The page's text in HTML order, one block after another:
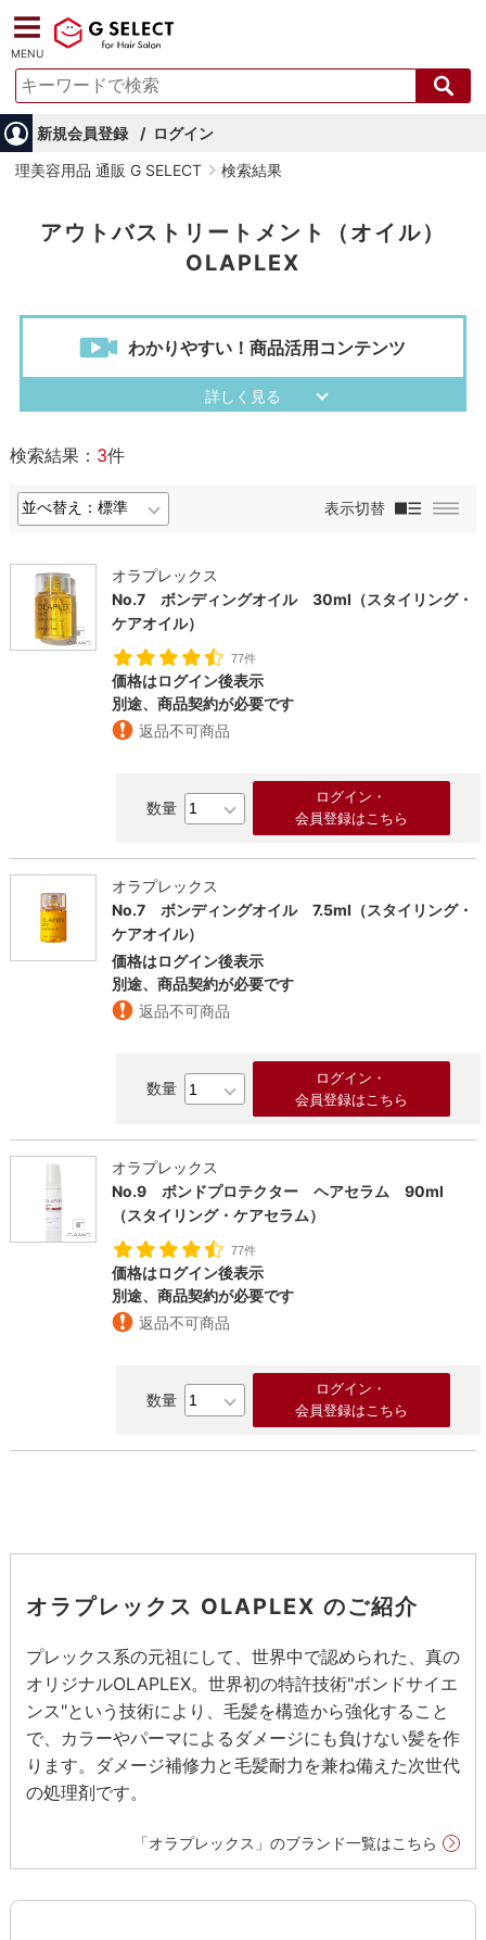
MENU
新規会員登録
ログイン
理美容用品 通販 G SELECT
検索結果
アウトバストリートメント（オイル）
OLAPLEX
わかりやすい！商品活用コンテンツ
検索結果： 3件
表示切替
オラプレックス
No.7 ボンディングオイル 30ml（スタイリング・
ケアオイル）
77件
価格はログイン後表示
別途、商品契約が必要です
返品不可商品
ログイン・
会員登録はこちら
オラプレックス
No.7 ボンディングオイル 7.5ml（スタイリング・
ケアオイル）
価格はログイン後表示
別途、商品契約が必要です
返品不可商品
ログイン・
会員登録はこちら
オラプレックス
No.9 ボンドプロテクター ヘアセラム 90ml
（スタイリング・ケアセラム）
77件
価格はログイン後表示
別途、商品契約が必要です
返品不可商品
ログイン・
会員登録はこちら
オラプレックス OLAPLEX のご紹介
プレックス系の元祖にして、世界中で認められた、真の
オリジナルOLAPLEX。世界初の特許技術"ボンドサイエ
ンス"という技術により、毛髪を構造から強化すること
で、カラーやパーマによるダメージにも負けない髪を作
ります。ダメージ補修力と毛髪耐力を兼ね備えた次世代
の処理剤です。
「オラプレックス」のブランド一覧はこちら